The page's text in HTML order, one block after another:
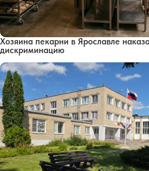
Хозяина пекарни в Ярославле
дискриминацию